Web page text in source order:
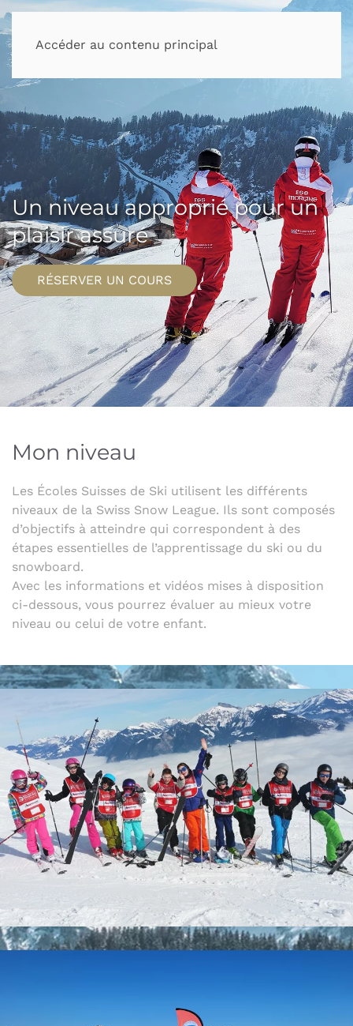
Accéder au contenu principal
Un niveau approprié pour un
plaisir assuré
RÉSERVER UN COURS
Mon niveau
Les Écoles Suisses de Ski utilisent les différents
niveaux de la Swiss Snow League. Ils sont composés
d’objectifs à atteindre qui correspondent à des
étapes essentielles de l’apprentissage du ski ou du
snowboard.
Avec les informations et vidéos mises à disposition
ci-dessous, vous pourrez évaluer au mieux votre
niveau ou celui de votre enfant.